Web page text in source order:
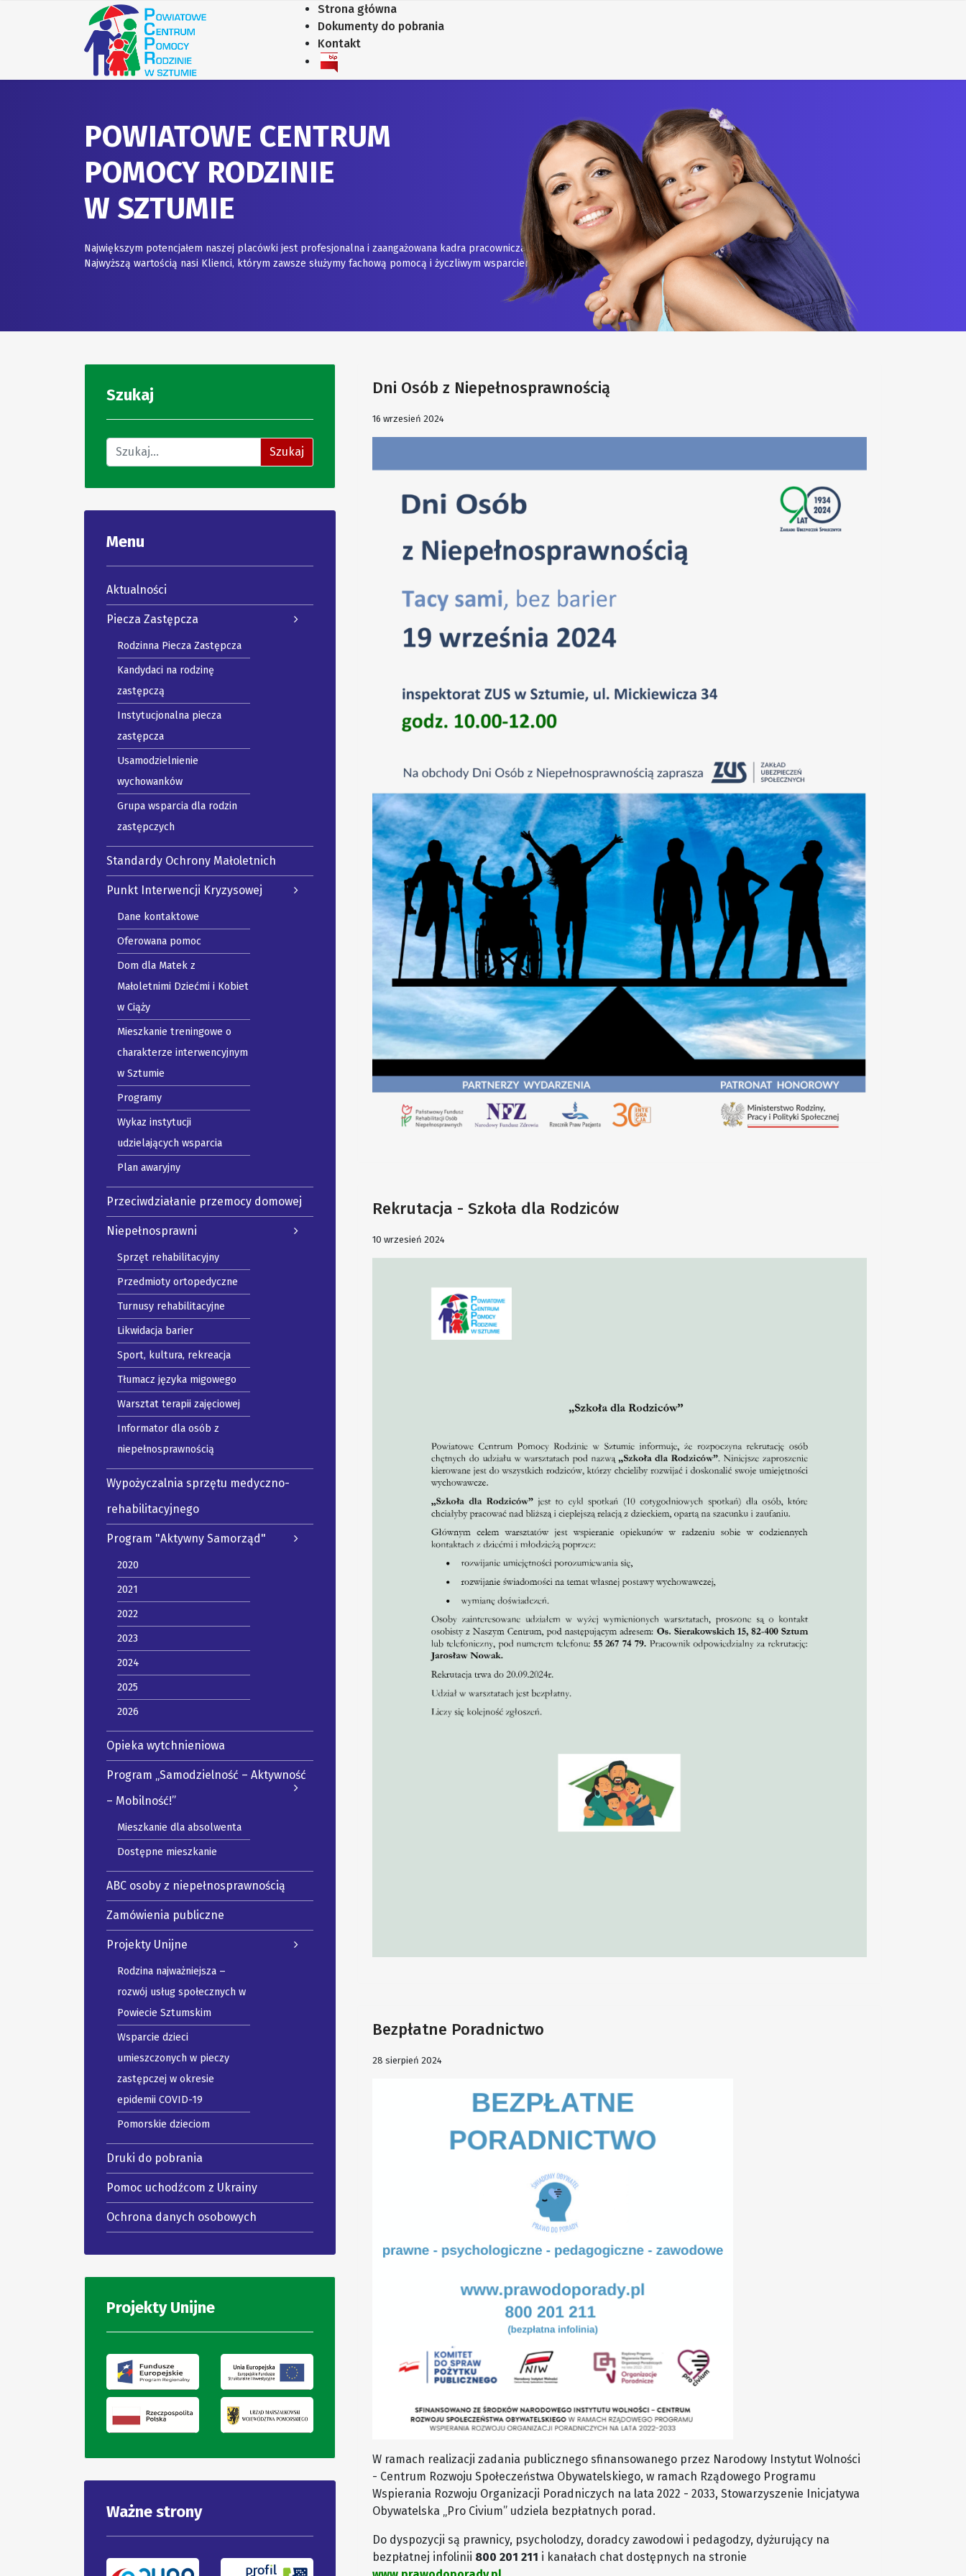
Strona główna
Dokumenty do pobrania
Kontakt
POWIATOWE CENTRUM
POMOCY RODZINIE
W SZTUMIE
Największym potencjałem naszej placówki jest profesjonalna i zaangażowana kadra pracownicza.
Najwyższą wartością nasi Klienci, którym zawsze służymy fachową pomocą i życzliwym wsparciem
Szukaj
Znajdź na stronie Szukaj
Menu
Aktualności
Piecza Zastępcza
Rodzinna Piecza Zastępcza
Kandydaci na rodzinę
zastępczą
Instytucjonalna piecza
zastępcza
Usamodzielnienie
wychowanków
Grupa wsparcia dla rodzin
zastępczych
Standardy Ochrony Małoletnich
Punkt Interwencji Kryzysowej
Dane kontaktowe
Oferowana pomoc
Dom dla Matek z
Małoletnimi Dziećmi i Kobiet
w Ciąży
Mieszkanie treningowe o
charakterze interwencyjnym
w Sztumie
Programy
Wykaz instytucji
udzielających wsparcia
Plan awaryjny
Przeciwdziałanie przemocy domowej
Niepełnosprawni
Sprzęt rehabilitacyjny
Przedmioty ortopedyczne
Turnusy rehabilitacyjne
Likwidacja barier
Sport, kultura, rekreacja
Tłumacz języka migowego
Warsztat terapii zajęciowej
Informator dla osób z
niepełnosprawnością
Wypożyczalnia sprzętu medyczno-
rehabilitacyjnego
Program "Aktywny Samorząd"
2020
2021
2022
2023
2024
2025
2026
Opieka wytchnieniowa
Program „Samodzielność – Aktywność
– Mobilność!”
Mieszkanie dla absolwenta
Dostępne mieszkanie
ABC osoby z niepełnosprawnością
Zamówienia publiczne
Projekty Unijne
Rodzina najważniejsza –
rozwój usług społecznych w
Powiecie Sztumskim
Wsparcie dzieci
umieszczonych w pieczy
zastępczej w okresie
epidemii COVID-19
Pomorskie dzieciom
Druki do pobrania
Pomoc uchodźcom z Ukrainy
Ochrona danych osobowych
Projekty Unijne
Ważne strony
Dni Osób z Niepełnosprawnością
16 wrzesień 2024
Rekrutacja - Szkoła dla Rodziców
10 wrzesień 2024
Bezpłatne Poradnictwo
28 sierpień 2024
W ramach realizacji zadania publicznego sfinansowanego przez Narodowy Instytut Wolności
- Centrum Rozwoju Społeczeństwa Obywatelskiego, w ramach Rządowego Programu
Wspierania Rozwoju Organizacji Poradniczych na lata 2022 - 2033, Stowarzyszenie Inicjatywa
Obywatelska „Pro Civium” udziela bezpłatnych porad.
Do dyspozycji są prawnicy, psycholodzy, doradcy zawodowi i pedagodzy, dyżurujący na
bezpłatnej infolinii 800 201 211 i kanałach chat dostępnych na stronie